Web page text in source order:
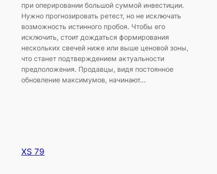
при оперировании большой суммой инвестиции.
Нужно прогнозировать ретест, но не исключать
возможность истинного пробоя. Чтобы его
исключить, стоит дождаться формирования
нескольких свечей ниже или выше ценовой зоны,
что станет подтверждением актуальности
предположения. Продавцы, видя постоянное
обновление максимумов, начинают…
XS 79